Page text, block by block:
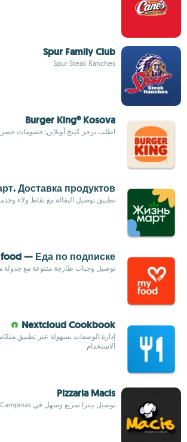
Spur Family Club
Spur Steak Ranches
Burger King® Kosova
اطلب برجر كينج أونلاين: خصومات
Доставка продуктов
تطبيق توصيل البقالة مع نقاط ولاء وخدمة خلال
— Еда по подписке
توصيل وجبات طازجة متنوعة مع جدولة
Nextcloud Cookbook
الاستخدام
Pizzaria Macis
توصيل بيتزا سريع وسهل في Campinas - تطبيق Pizzaria Macis